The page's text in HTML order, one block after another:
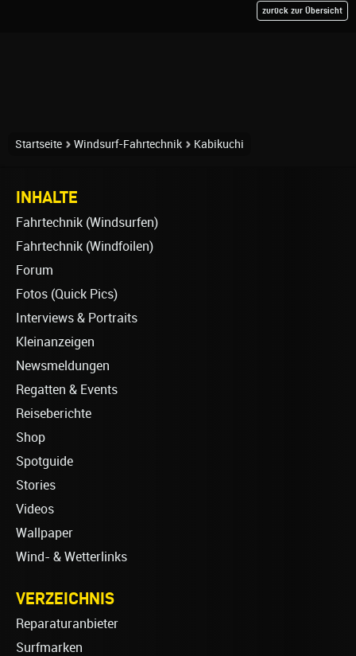
zurück zur Übersicht
Startseite Windsurf-Fahrtechnik Kabikuchi
INHALTE
Fahrtechnik (Windsurfen)
Fahrtechnik (Windfoilen)
Forum
Fotos (Quick Pics)
Interviews & Portraits
Kleinanzeigen
Newsmeldungen
Regatten & Events
Reiseberichte
Shop
Spotguide
Stories
Videos
Wallpaper
Wind- & Wetterlinks
VERZEICHNIS
Reparaturanbieter
Surfmarken